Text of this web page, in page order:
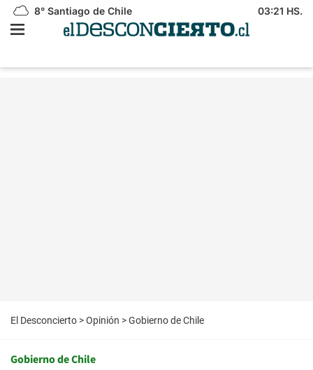
8° Santiago de Chile 03:21 HS.
El Desconcierto >Opinión >Gobierno de Chile
Gobierno de Chile